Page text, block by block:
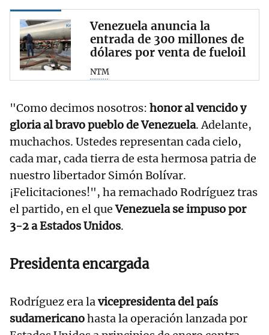
Venezuela anuncia la
entrada de 300 millones de
dólares por venta de fueloil
NTM
"Como decimos nosotros: honor al vencido y
gloria al bravo pueblo de Venezuela. Adelante,
muchachos. Ustedes representan cada cielo,
cada mar, cada tierra de esta hermosa patria de
nuestro libertador Simón Bolívar.
¡Felicitaciones!", ha remachado Rodríguez tras
el partido, en el queVenezuela se impuso por
3-2 a Estados Unidos.
Presidenta encargada
Rodríguez era lavicepresidenta del país
sudamericanohasta la operación lanzada por